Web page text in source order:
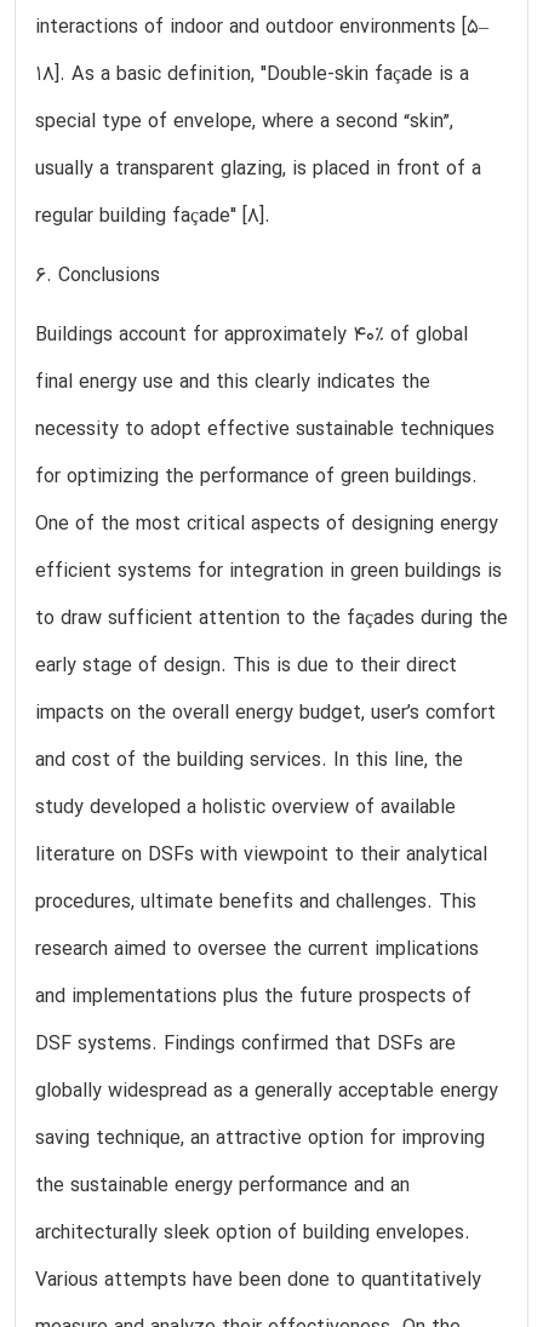
interactions of indoor and outdoor environments [5–
18]. As a basic definition, "Double-skin façade is a
special type of envelope, where a second “skin”,
usually a transparent glazing, is placed in front of a
regular building façade" [8].
6. Conclusions
Buildings account for approximately 40% of global
final energy use and this clearly indicates the
necessity to adopt effective sustainable techniques
for optimizing the performance of green buildings.
One of the most critical aspects of designing energy
efficient systems for integration in green buildings is
to draw sufficient attention to the façades during the
early stage of design. This is due to their direct
impacts on the overall energy budget, user’s comfort
and cost of the building services. In this line, the
study developed a holistic overview of available
literature on DSFs with viewpoint to their analytical
procedures, ultimate benefits and challenges. This
research aimed to oversee the current implications
and implementations plus the future prospects of
DSF systems. Findings confirmed that DSFs are
globally widespread as a generally acceptable energy
saving technique, an attractive option for improving
the sustainable energy performance and an
architecturally sleek option of building envelopes.
Various attempts have been done to quantitatively